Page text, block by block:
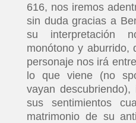
616, nos iremos
sin duda gracias a
su interpretación
monótono y aburrido,
personaje nos irá
lo que viene (no
vayan
sus sentimientos
matrimonio de su